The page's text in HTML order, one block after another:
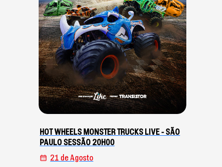
HOT WHEELS MONSTER TRUCKS LIVE - SÃO
PAULO SESSÃO 20H00
21 de Agosto